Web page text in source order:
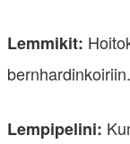
Lemmikit:
bernhardinkoiriin.
Lempipelini: